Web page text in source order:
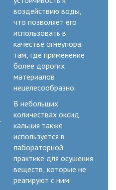
воздействию воды,
что позволяет его
использовать в
качестве огнеупора
там, где применение
более дорогих
материалов
нецелесообразно.
В небольших
количествах оксид
кальция также
используется в
лабораторной
практике для осушения
веществ, которые не
реагируют с ним.